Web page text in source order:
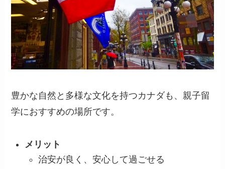
豊かな自然と多様な文化を持つカナダも、親子留
学におすすめの場所です。
メリット
治安が良く、安心して過ごせる